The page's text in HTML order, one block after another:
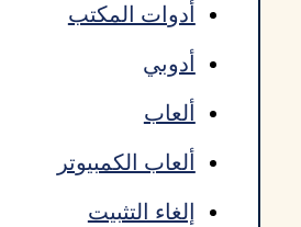
أدوات المكتب
ألعاب الكمبيوتر
إلغاء التثبيت